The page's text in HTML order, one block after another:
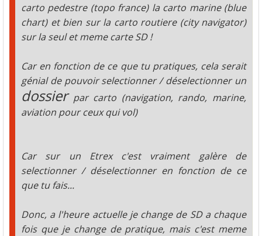
carto pedestre (topo france) la carto marine (blue
chart) et bien sur la carto routiere (city navigator)
sur la seul et meme carte SD !
Car en fonction de ce que tu pratiques, cela serait
génial de pouvoir selectionner / déselectionner un
dossierpar carto (navigation, rando, marine,
aviation pour ceux qui vol)
Car sur un Etrex c'est vraiment galère de
selectionner / déselectionner en fonction de ce
que tu fais...
Donc, a l'heure actuelle je change de SD a chaque
fois que je change de pratique, mais c'est meme